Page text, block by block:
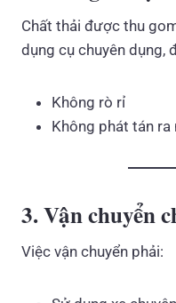
Chất thải được thu
dụng cụ chuyên dụng,
Không rò rỉ
Không phát tán
3. Vận chuyển
Việc vận chuyển phải: